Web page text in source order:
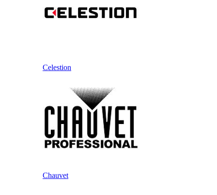
Celestion
Chauvet